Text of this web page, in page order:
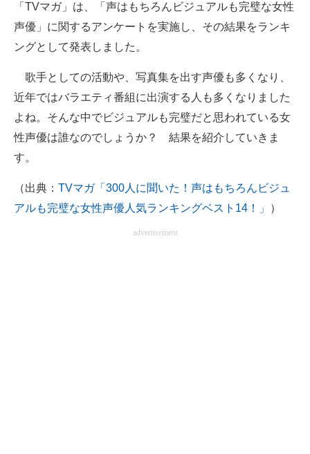
ITの今と未来を見通す
スマホと通信の最新トレンド
進化するPCとデバイスの未来
好きが集まる 比べて選べる
ビジネスと働き方のヒント
企業ITのトレンドを詳説
「TVマガ」は、「声はもちろんビジュアルも完璧な女性
声優」に関するアンケートを実施し、その結果をランキ
ングとして発表しました。
歌手としての活動や、写真集を出す声優も多くなり、
近年ではバラエティ番組に出演する人も多くなりました
よね。そんな中でビジュアルも完璧だと思われている女
性声優は誰なのでしょうか？ 結果を紹介していきま
す。
（出典： TVマガ「300人に聞いた！声はもちろんビジュ
アルも完璧な女性声優人気ランキングベスト14！」
）
advertisement